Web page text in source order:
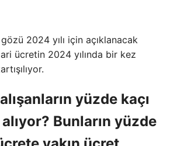
2024 yılı için açıklanacak
ücretin 2024 yılında bir kez
yüzde kaçı
Bunların yüzde